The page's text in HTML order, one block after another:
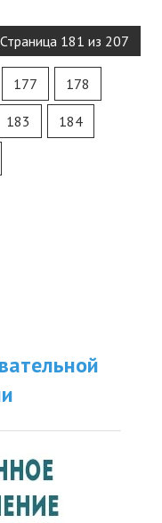
Страница 181 из 207
177 178
183 184